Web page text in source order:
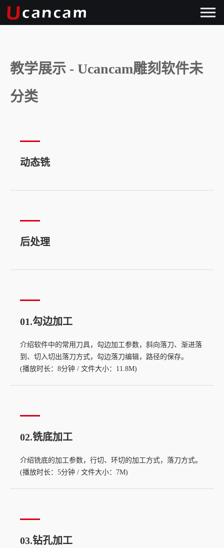
教学展示 - Ucancam雕刻软件未
分类
动态铣
后处理
01.勾边加工
介绍软件中的常用刀具，勾边加工参数，斜向落刀、渐进落
到、切入切出落刀方式，勾边落刀编辑，路径的保存。
(播放时长：8分钟 / 文件大小：11.8M)
02.铣底加工
介绍铣底的加工参数，行切、环切的加工方式，落刀方式。
(播放时长：5分钟 / 文件大小：7M)
03.钻孔加工